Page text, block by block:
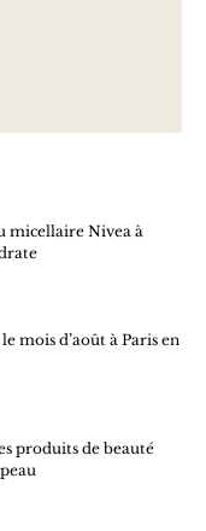
micellaire Nivea à
mois d’août à Paris en
produits de beauté